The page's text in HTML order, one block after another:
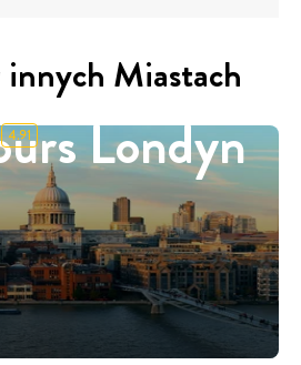
innych Miastach
Londyn
4.91